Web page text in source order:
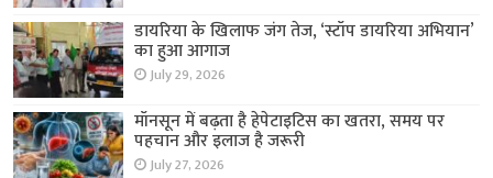
डायरिया के खिलाफ जंग तेज, ‘स्टॉप डायरिया अभियान’
का हुआ आगाज
July 29, 2026
मॉनसून में बढ़ता है हेपेटाइटिस का खतरा, समय पर
पहचान और इलाज है जरूरी
July 27, 2026